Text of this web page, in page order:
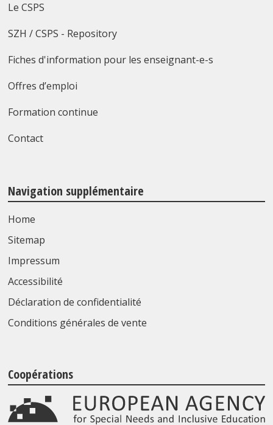
Le CSPS
SZH / CSPS - Repository
Fiches d'information pour les enseignant-e-s
Offres d’emploi
Formation continue
Contact
Navigation supplémentaire
Home
Sitemap
Impressum
Accessibilité
Déclaration de confidentialité
Conditions générales de vente
Coopérations